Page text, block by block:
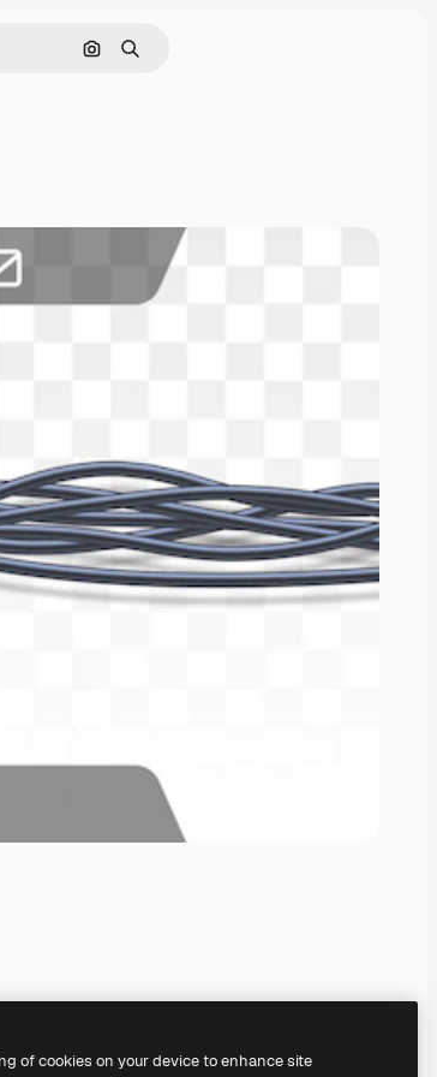
Rechercher par image
Rechercher
of cookies on your device to enhance site